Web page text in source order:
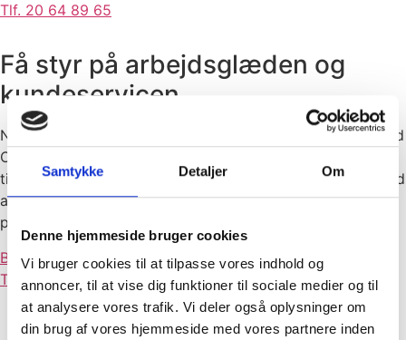
Samtykke Detaljer Om
Denne hjemmeside bruger cookies
Vi bruger cookies til at tilpasse vores indhold og
annoncer, til at vise dig funktioner til sociale medier og til
at analysere vores trafik. Vi deler også oplysninger om
din brug af vores hjemmeside med vores partnere inden
Tlf. 20 64 89 65
Få styr på arbejdsglæden og
kundeservicen
Når emnet falder på arbejdsglæde og kundeservice så ved
Connie, hvad hun taler om. Hun har en smittende positiv
tilgang til livet og besidder en fantastisk evne til at dele ud
af sine erfaringer og gode råd, så de kan anvendes både
privat og på arbejdspladsen.
Book et foredrag
Tlf. 20 64 89 65